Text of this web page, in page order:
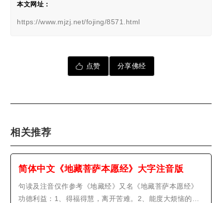
本文网址：
https://www.mjzj.net/fojing/8571.html
点赞 分享佛经
相关推荐
简体中文《地藏菩萨本愿经》大字注音版
句读及注音仅作参考《地藏经》又名《地藏菩萨本愿经》
功德利益：1、得福得慧，离开苦难。2、能度大烦恼的